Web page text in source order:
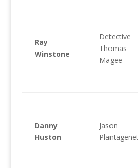
Ray
Winstone
Detective
Thomas
Magee
Danny
Huston
Jason